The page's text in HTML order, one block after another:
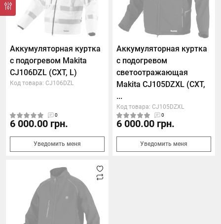
Аккумуляторная куртка
с подогревом Makita
CJ106DZL (CXT, L)
Код товара: CJ106DZL
0
6 000.00 грн.
Уведомить меня
Аккумуляторная куртка
с подогревом
светоотражающая
Makita CJ105DZXL (CXT,
...
Код товара: CJ105DZXL
0
6 000.00 грн.
Уведомить меня